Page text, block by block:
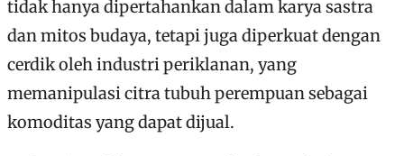
tidak hanya dipertahankan dalam karya sastra
dan mitos budaya, tetapi juga diperkuat dengan
cerdik oleh industri periklanan, yang
memanipulasi citra tubuh perempuan sebagai
komoditas yang dapat dijual.